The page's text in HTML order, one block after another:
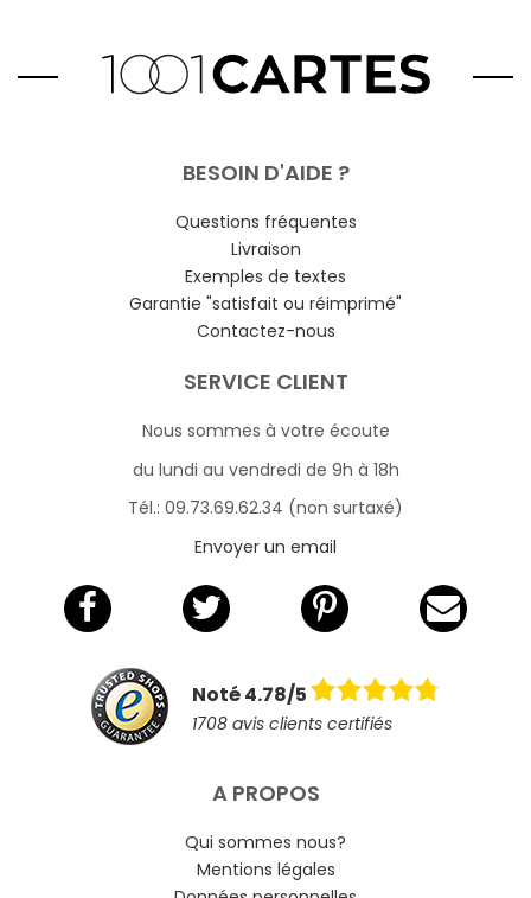
BESOIN D'AIDE ?
Questions fréquentes
Livraison
Exemples de textes
Garantie "satisfait ou réimprimé"
Contactez-nous
SERVICE CLIENT
Nous sommes à votre écoute
du lundi au vendredi de 9h à 18h
Tél.: 09.73.69.62.34 (non surtaxé)
Envoyer un email
Noté 4.78/5
1708 avis clients certifiés
A PROPOS
Qui sommes nous?
Mentions légales